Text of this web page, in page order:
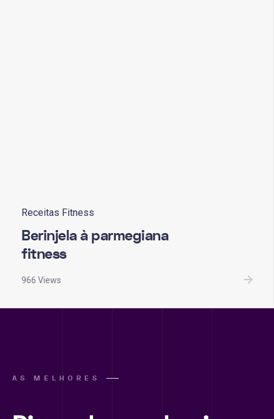
Receitas Fitness
Berinjela à parmegiana
fitness
966 Views
AS MELHORES